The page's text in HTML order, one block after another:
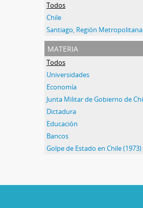
Todos
Chile
Santiago, Región Metropolitana
materia
Todos
Universidades
Economía
Dictadura
Educación
Bancos
Golpe de Estado en Chile (1973)